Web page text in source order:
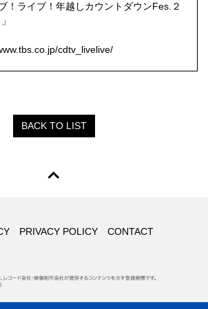
！ライブ！年越しカウントダウンFes.２
cdtv_livelive/
BACK TO LIST
PRIVACY POLICY CONTACT